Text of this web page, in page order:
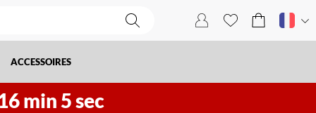
min4sec
ACCESSOIRES